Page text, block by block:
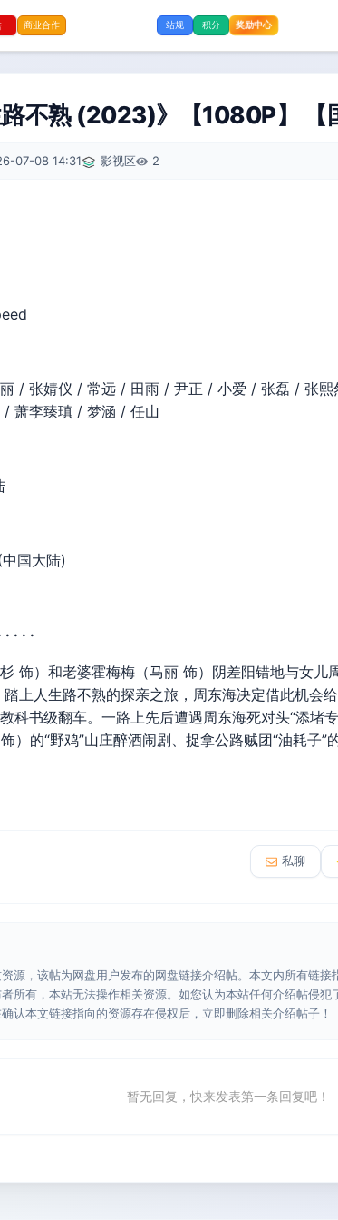
商业合作 站规 积分 奖励中心
路不熟 (2023)》【1080P】 【
07-08 14:31 影视区 2
/ 张婧仪 / 常远 / 田雨 / 尹正 / 小爱 / 张磊 / 张
萧李臻瑱 / 梦涵 / 任山
国大陆)
· · ·
）和老婆霍梅梅（马丽 饰）阴差阳错地与女儿
踏上人生路不熟的探亲之旅，周东海决定借此机会
科书级翻车。一路上先后遭遇周东海死对头“添堵
）的“野鸡”山庄醉酒闹剧、捉拿公路贼团“油耗子
私聊
源，该帖为网盘用户发布的网盘链接介绍帖。本文内所有链
所有，本站无法操作相关资源。如您认为本站任何介绍帖侵犯
认本文链接指向的资源存在侵权后，立即删除相关介绍帖子！
暂无回复，快来发表第一条回复吧！